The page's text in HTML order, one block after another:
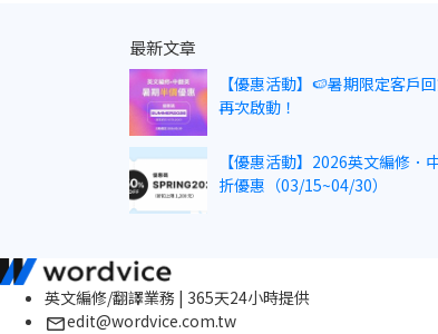
最新文章
【優惠活動】🍉暑期限定客戶
再次啟動！
【優惠活動】2026英文編修．
折優惠（03/15~04/30）
英文編修/翻譯業務 | 365天24小時提供
edit@wordvice.com.tw